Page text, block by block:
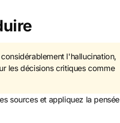
l'hallucination,
les décisions critiques comme
sources et appliquez la pensée